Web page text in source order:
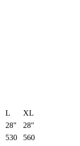
L
XL
28"
28"
530
560